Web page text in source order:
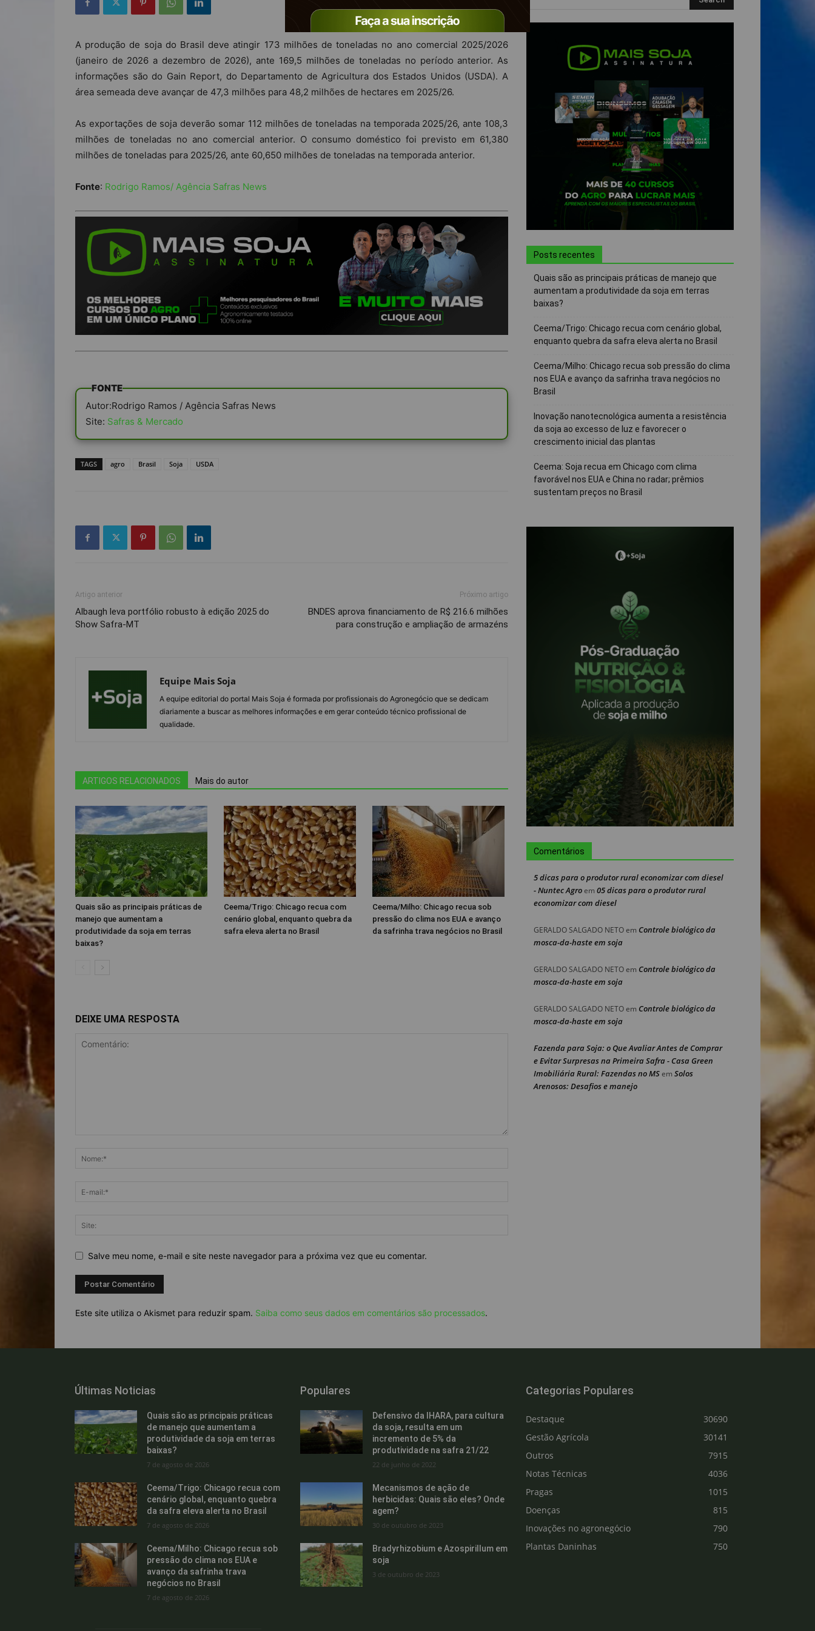
A produção de soja do Brasil deve atingir 173 milhões de toneladas no ano comercial 2025/2026
(janeiro de 2026 a dezembro de 2026), ante 169,5 milhões de toneladas no período anterior. As
informações são do Gain Report, do Departamento de Agricultura dos Estados Unidos (USDA). A
área semeada deve avançar de 47,3 milhões para 48,2 milhões de hectares em 2025/26.
As exportações de soja deverão somar 112 milhões de toneladas na temporada 2025/26, ante 108,3
milhões de toneladas no ano comercial anterior. O consumo doméstico foi previsto em 61,380
milhões de toneladas para 2025/26, ante 60,650 milhões de toneladas na temporada anterior.
Fonte: Rodrigo Ramos/ Agência Safras News
FONTE
Autor:Rodrigo Ramos / Agência Safras News
Site: Safras & Mercado
TAGS agro Brasil Soja USDA
Artigo anterior
Albaugh leva portfólio robusto à edição 2025 do
Show Safra-MT
Próximo artigo
BNDES aprova financiamento de R$ 216.6 milhões
para construção e ampliação de armazéns
Equipe Mais Soja
A equipe editorial do portal Mais Soja é formada por profissionais do Agronegócio que se dedicam
diariamente a buscar as melhores informações e em gerar conteúdo técnico profissional de
qualidade.
ARTIGOS RELACIONADOS Mais do autor
Quais são as principais práticas de
manejo que aumentam a
produtividade da soja em terras
baixas?
Ceema/Trigo: Chicago recua com
cenário global, enquanto quebra da
safra eleva alerta no Brasil
Ceema/Milho: Chicago recua sob
pressão do clima nos EUA e avanço
da safrinha trava negócios no Brasil
DEIXE UMA RESPOSTA
Salve meu nome, e-mail e site neste navegador para a próxima vez que eu comentar.
Este site utiliza o Akismet para reduzir spam. Saiba como seus dados em comentários são processados.
Posts recentes
Quais são as principais práticas de manejo que
aumentam a produtividade da soja em terras
baixas?
Ceema/Trigo: Chicago recua com cenário global,
enquanto quebra da safra eleva alerta no Brasil
Ceema/Milho: Chicago recua sob pressão do clima
nos EUA e avanço da safrinha trava negócios no
Brasil
Inovação nanotecnológica aumenta a resistência
da soja ao excesso de luz e favorecer o
crescimento inicial das plantas
Ceema: Soja recua em Chicago com clima
favorável nos EUA e China no radar; prêmios
sustentam preços no Brasil
Comentários
5 dicas para o produtor rural economizar com diesel
- Nuntec Agroem 05 dicas para o produtor rural
economizar com diesel
GERALDO SALGADO NETOem Controle biológico da
mosca-da-haste em soja
GERALDO SALGADO NETOem Controle biológico da
mosca-da-haste em soja
GERALDO SALGADO NETOem Controle biológico da
mosca-da-haste em soja
Fazenda para Soja: o Que Avaliar Antes de Comprar
e Evitar Surpresas na Primeira Safra - Casa Green
Imobiliária Rural: Fazendas no MSem Solos
Arenosos: Desafios e manejo
Últimas Noticias
Quais são as principais práticas
de manejo que aumentam a
produtividade da soja em terras
baixas?
7 de agosto de 2026
Ceema/Trigo: Chicago recua com
cenário global, enquanto quebra
da safra eleva alerta no Brasil
7 de agosto de 2026
Ceema/Milho: Chicago recua sob
pressão do clima nos EUA e
avanço da safrinha trava
negócios no Brasil
7 de agosto de 2026
Populares
Defensivo da IHARA, para cultura
da soja, resulta em um
incremento de 5% da
produtividade na safra 21/22
22 de junho de 2022
Mecanismos de ação de
herbicidas: Quais são eles? Onde
agem?
30 de outubro de 2023
Bradyrhizobium e Azospirillum em
soja
3 de outubro de 2023
Categorias Populares
Destaque
30690
Gestão Agrícola
30141
Outros
7915
Notas Técnicas
4036
Pragas
1015
Doenças
815
Inovações no agronegócio
790
Plantas Daninhas
750